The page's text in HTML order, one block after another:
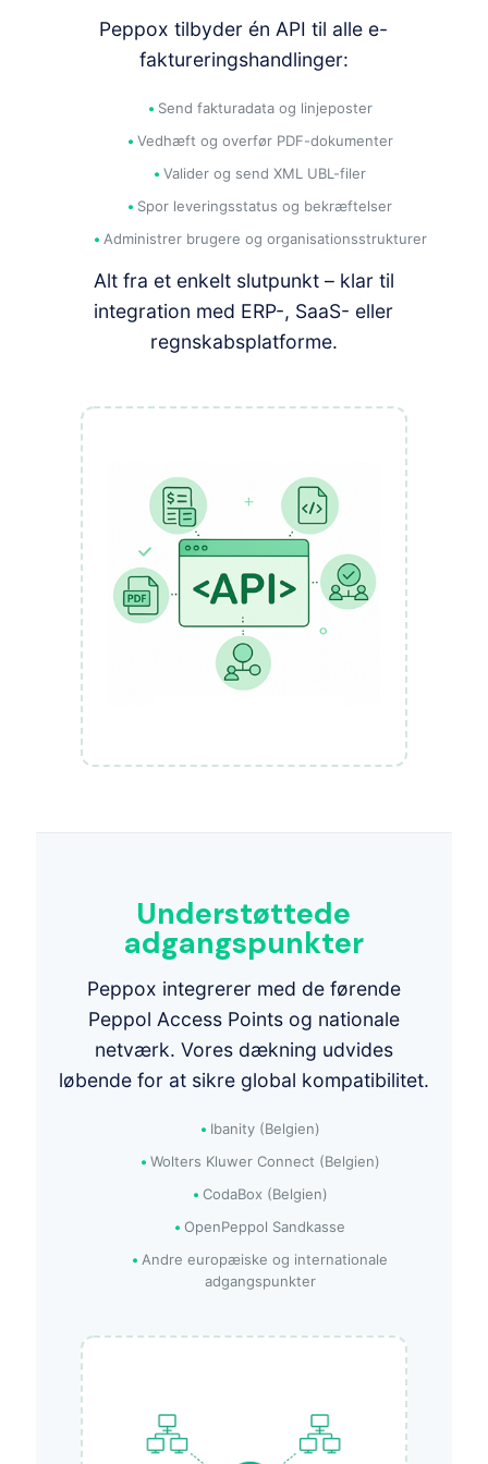
Peppox tilbyder én API til alle e-
faktureringshandlinger:
Send fakturadata og linjeposter
Vedhæft og overfør PDF-dokumenter
Valider og send XML UBL-filer
Spor leveringsstatus og bekræftelser
Administrer brugere og organisationsstrukturer
Alt fra et enkelt slutpunkt – klar til
integration med ERP-, SaaS- eller
regnskabsplatforme.
Understøttede
adgangspunkter
Peppox integrerer med de førende
Peppol Access Points og nationale
netværk. Vores dækning udvides
løbende for at sikre global kompatibilitet.
Ibanity (Belgien)
Wolters Kluwer Connect (Belgien)
CodaBox (Belgien)
OpenPeppol Sandkasse
Andre europæiske og internationale
adgangspunkter